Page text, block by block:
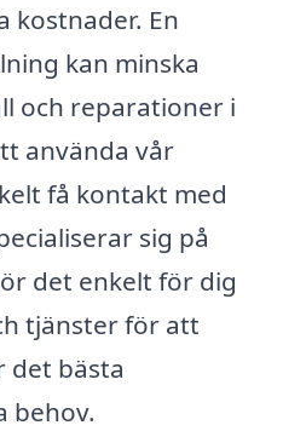
kostnader. En
kan minska
och reparationer i
använda vår
få kontakt med
sig på
det enkelt för dig
tjänster för att
det bästa
behov.